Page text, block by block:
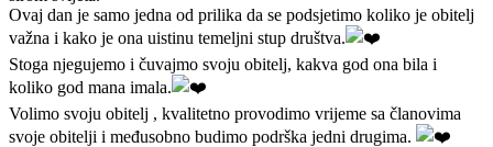
Ovaj dan je samo jedna od prilika da se podsjetimo koliko je obitelj
važna i kako je ona uistinu temeljni stup društva.
Stoga njegujemo i čuvajmo svoju obitelj, kakva god ona bila i
koliko god mana imala.
Volimo svoju obitelj , kvalitetno provodimo vrijeme sa članovima
svoje obitelji i međusobno budimo podrška jedni drugima.